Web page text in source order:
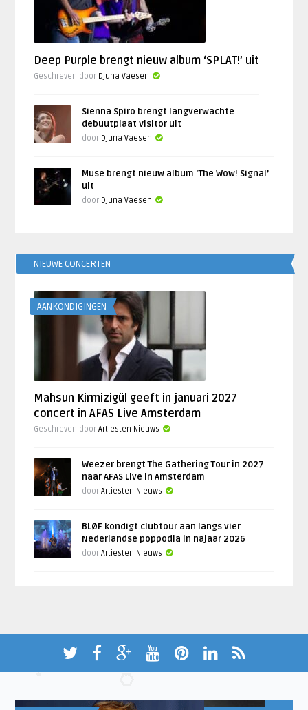
Deep Purple brengt nieuw album ‘SPLAT!’ uit
Geschreven door Djuna Vaesen
Sienna Spiro brengt langverwachte
debuutplaat Visitor uit
door Djuna Vaesen
Muse brengt nieuw album ‘The Wow! Signal’
uit
door Djuna Vaesen
NIEUWE CONCERTEN
AANKONDIGINGEN
Mahsun Kirmizigül geeft in januari 2027
concert in AFAS Live Amsterdam
Geschreven doorArtiesten Nieuws
Weezer brengt The Gathering Tour in 2027
naar AFAS Live in Amsterdam
doorArtiesten Nieuws
BLØF kondigt clubtour aan langs vier
Nederlandse poppodia in najaar 2026
doorArtiesten Nieuws